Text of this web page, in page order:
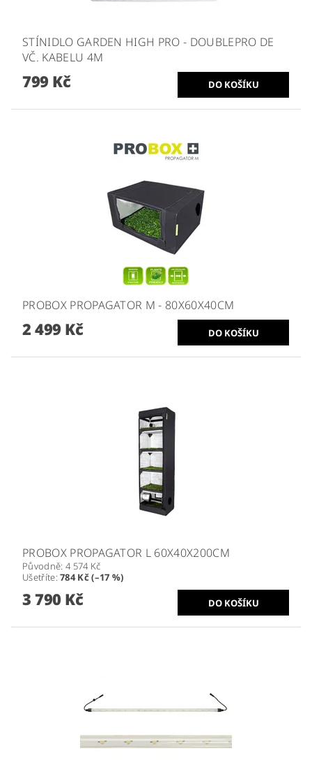
STÍNIDLO GARDEN HIGH PRO - DOUBLEPRO DE
VČ. KABELU 4M
799 Kč
PROBOX PROPAGATOR M - 80X60X40CM
2 499 Kč
PROBOX PROPAGATOR L 60X40X200CM
Původně: 4 574 Kč
Ušetříte:784 Kč (–17 %)
3 790 Kč